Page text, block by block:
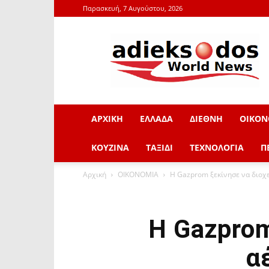
Παρασκευή, 7 Αυγούστου, 2026
adieksodos.gr
ΑΡΧΙΚΗ ΕΛΛΑΔΑ ΔΙΕΘΝΗ
ΚΟΥΖΙΝΑ ΤΑΞΙΔΙ ΤΕΧΝΟΛΟΓΙΑ
Αρχική ΟΙΚΟΝΟΜΙΑ Η Gazprom ξεκίνησε να
Η